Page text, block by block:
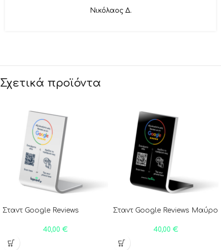
Νικόλαος Δ.
Σχετικά προϊόντα
Σταντ Google Reviews
40,00 €
Σταντ Google Reviews Μαύρο
40,00 €